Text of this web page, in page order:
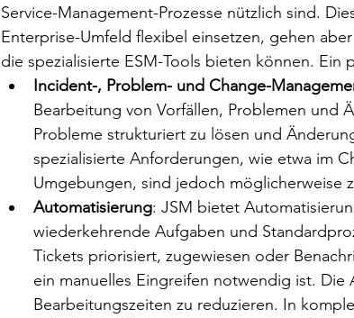
Service-Management-Prozesse nützlich sind.
Enterprise-Umfeld flexibel einsetzen, gehen
die spezialisierte ESM-Tools bieten können. Ein
Incident-, Problem- und Change-
Bearbeitung von Vorfällen, Problemen und
Probleme strukturiert zu lösen und
spezialisierte Anforderungen, wie etwa im
Umgebungen, sind jedoch möglicherweise
Automatisierung: JSM bietet
wiederkehrende Aufgaben und
Tickets priorisiert, zugewiesen oder
ein manuelles Eingreifen notwendig ist.
Bearbeitungszeiten zu reduzieren. In